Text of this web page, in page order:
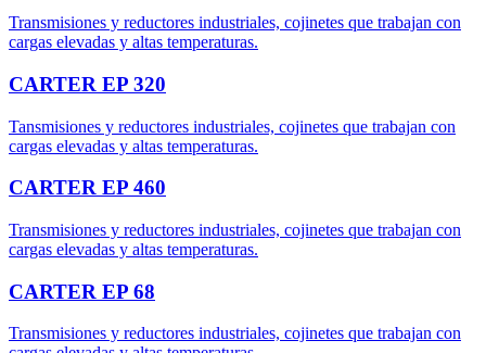
Transmisiones y reductores industriales, cojinetes que trabajan con
cargas elevadas y altas temperaturas.
CARTER EP 320
Tansmisiones y reductores industriales, cojinetes que trabajan con
cargas elevadas y altas temperaturas.
CARTER EP 460
Transmisiones y reductores industriales, cojinetes que trabajan con
cargas elevadas y altas temperaturas.
CARTER EP 68
Transmisiones y reductores industriales, cojinetes que trabajan con